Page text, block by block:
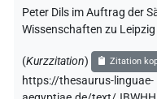
Peter Dils im Auftrag der
Wissenschaften zu
(Kurzzitation) Zitation
https://thesaurus-linguae-